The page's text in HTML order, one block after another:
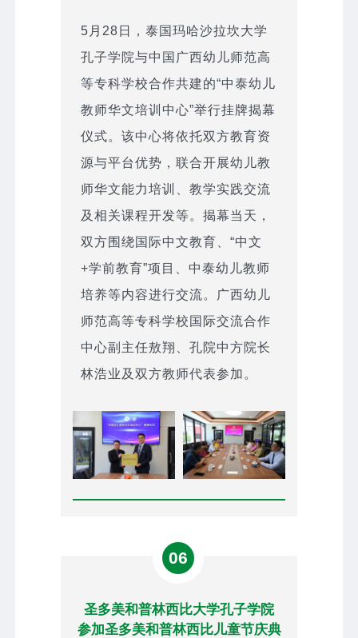
5月28日，泰国玛哈沙拉坎大学
孔子学院与中国广西幼儿师范高
等专科学校合作共建的“中泰幼儿
教师华文培训中心”举行挂牌揭幕
仪式。该中心将依托双方教育资
源与平台优势，联合开展幼儿教
师华文能力培训、教学实践交流
及相关课程开发等。揭幕当天，
双方围绕国际中文教育、“中文
+学前教育”项目、中泰幼儿教师
培养等内容进行交流。广西幼儿
师范高等专科学校国际交流合作
中心副主任敖翔、孔院中方院长
林浩业及双方教师代表参加。
06
圣多美和普林西比大学孔子学院
参加圣多美和普林西比儿童节庆典